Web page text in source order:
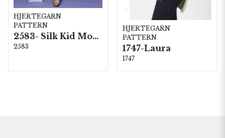
HJERTEGARN
PATTERN
2583- Silk Kid Mohair
2583
HJERTEGARN
PATTERN
1747-Laura
1747